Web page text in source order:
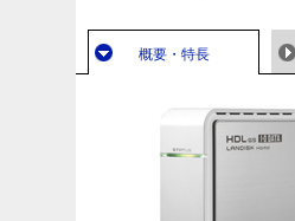
概要・特長